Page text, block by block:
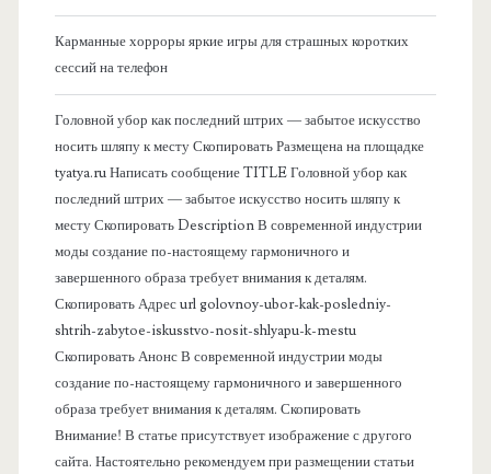
Карманные хорроры яркие игры для страшных коротких
сессий на телефон
Головной убор как последний штрих — забытое искусство
носить шляпу к месту Скопировать Размещена на площадке
tyatya.ru Написать сообщение TITLE Головной убор как
последний штрих — забытое искусство носить шляпу к
месту Скопировать Description В современной индустрии
моды создание по-настоящему гармоничного и
завершенного образа требует внимания к деталям.
Скопировать Адрес url golovnoy-ubor-kak-posledniy-
shtrih-zabytoe-iskusstvo-nosit-shlyapu-k-mestu
Скопировать Анонс В современной индустрии моды
создание по-настоящему гармоничного и завершенного
образа требует внимания к деталям. Скопировать
Внимание! В статье присутствует изображение с другого
сайта. Настоятельно рекомендуем при размещении статьи